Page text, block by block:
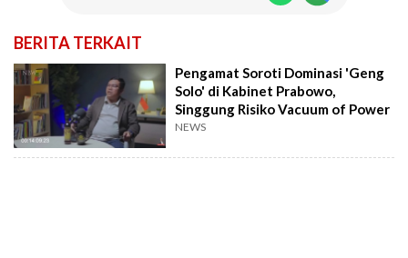
BERITA TERKAIT
Pengamat Soroti Dominasi 'Geng
Solo' di Kabinet Prabowo,
Singgung Risiko Vacuum of Power
NEWS